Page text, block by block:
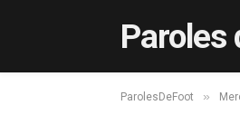
Paroles
ParolesDeFoot »